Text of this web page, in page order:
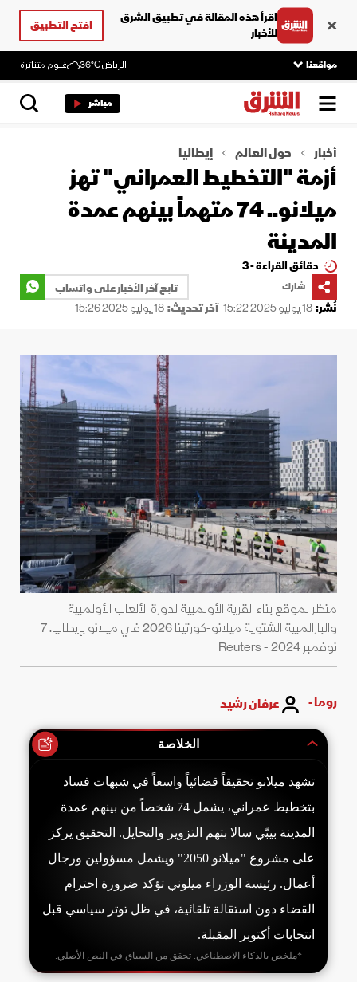
اقرأ هذه المقالة في تطبيق الشرق
للأخبار
افتح التطبيق
مواقعنا الرياض36°C غيوم متناثرة
مباشر
أخبار حول العالم إيطاليا
أزمة "التخطيط العمراني" تهز
ميلانو.. 74 متهماً بينهم عمدة
المدينة
دقائق القراءة - 3
شارك
تابع آخر الأخبار على واتساب
نُشر:18 يوليو 2025 15:22 آخر تحديث:18 يوليو 2025 15:26
منظر لموقع بناء القرية الأولمبية لدورة الألعاب الأولمبية
والبارالمبية الشتوية ميلانو-كورتينا 2026 في ميلانو بإيطاليا. 7
نوفمبر 2024 - Reuters
روما - عرفان رشيد
الخلاصة
تشهد ميلانو تحقيقاً قضائياً واسعاً في شبهات فساد
بتخطيط عمراني، يشمل 74 شخصاً من بينهم عمدة
المدينة بيبّي سالا بتهم التزوير والتحايل. التحقيق يركز
على مشروع "ميلانو 2050" ويشمل مسؤولين ورجال
أعمال. رئيسة الوزراء ميلوني تؤكد ضرورة احترام
القضاء دون استقالة تلقائية، في ظل توتر سياسي قبل
انتخابات أكتوبر المقبلة.
*ملخص بالذكاء الاصطناعي. تحقق من السياق في النص الأصلي.